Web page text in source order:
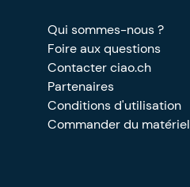
Qui sommes-nous ?
Foire aux questions
Contacter ciao.ch
Partenaires
Conditions d'utilisation
Commander du matériel